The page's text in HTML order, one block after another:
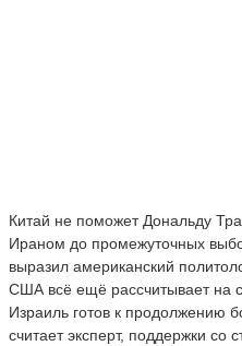
Китай не поможет Дональду
Ираном до промежуточных
выразил американский
США всё ещё рассчитывает на
Израиль готов к продолжению
считает эксперт, поддержки со